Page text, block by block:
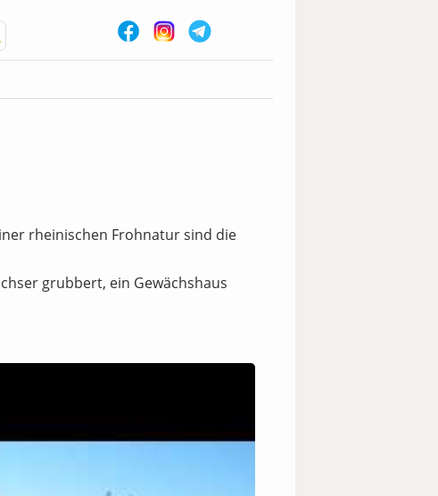
rheinischen Frohnatur sind die
grubbert, ein Gewächshaus